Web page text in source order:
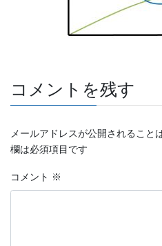
コメントを残す
メールアドレスが公開されること
欄は必須項目です
コメント ※